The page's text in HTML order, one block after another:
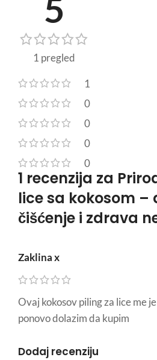
5
1 pregled
1
0
0
0
0
1 recenzija za
lice sa kokosom –
čišćenje i zdrava
Zaklina x
Ovaj kokosov piling za lice me
ponovo dolazim da kupim
Dodaj recenziju